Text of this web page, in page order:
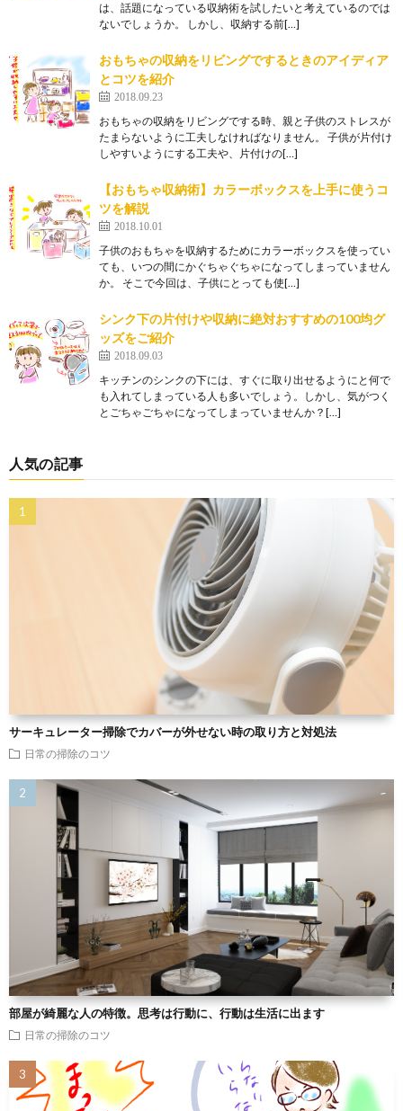
は、話題になっている収納術を試したいと考えているのでは
ないでしょうか。 しかし、収納する前[…]
おもちゃの収納をリビングでするときのアイディア
とコツを紹介
2018.09.23
おもちゃの収納をリビングでする時、親と子供のストレスが
たまらないように工夫しなければなりません。 子供が片付け
しやすいようにする工夫や、片付けの[…]
【おもちゃ収納術】カラーボックスを上手に使うコ
ツを解説
2018.10.01
子供のおもちゃを収納するためにカラーボックスを使ってい
ても、いつの間にかぐちゃぐちゃになってしまっていません
か。 そこで今回は、子供にとっても使[…]
シンク下の片付けや収納に絶対おすすめの100均グ
ッズをご紹介
2018.09.03
キッチンのシンクの下には、すぐに取り出せるようにと何で
も入れてしまっている人も多いでしょう。しかし、気がつく
とごちゃごちゃになってしまっていませんか？[…]
人気の記事
サーキュレーター掃除でカバーが外せない時の取り方と対処法
日常の掃除のコツ
部屋が綺麗な人の特徴。思考は行動に、行動は生活に出ます
日常の掃除のコツ